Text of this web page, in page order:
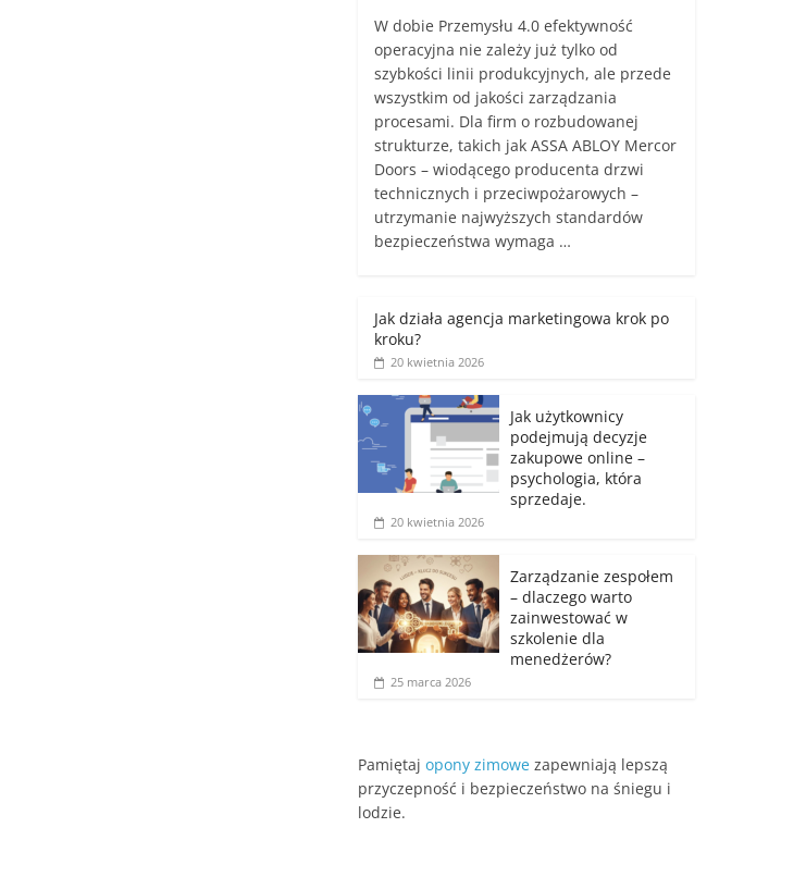
W dobie Przemysłu 4.0 efektywność
operacyjna nie zależy już tylko od
szybkości linii produkcyjnych, ale przede
wszystkim od jakości zarządzania
procesami. Dla firm o rozbudowanej
strukturze, takich jak ASSA ABLOY Mercor
Doors – wiodącego producenta drzwi
technicznych i przeciwpożarowych –
utrzymanie najwyższych standardów
bezpieczeństwa wymaga …
Jak działa agencja marketingowa krok po
kroku?
20 kwietnia 2026
Jak użytkownicy
podejmują decyzje
zakupowe online –
psychologia, która
sprzedaje.
20 kwietnia 2026
Zarządzanie zespołem
– dlaczego warto
zainwestować w
szkolenie dla
menedżerów?
25 marca 2026
Pamiętaj opony zimowe zapewniają lepszą
przyczepność i bezpieczeństwo na śniegu i
lodzie.